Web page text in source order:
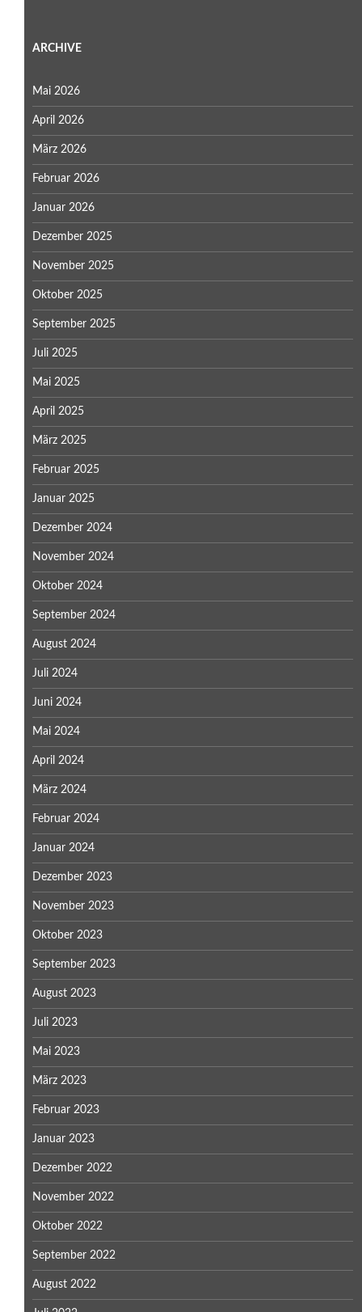
ARCHIVE
Mai 2026
April 2026
März 2026
Februar 2026
Januar 2026
Dezember 2025
November 2025
Oktober 2025
September 2025
Juli 2025
Mai 2025
April 2025
März 2025
Februar 2025
Januar 2025
Dezember 2024
November 2024
Oktober 2024
September 2024
August 2024
Juli 2024
Juni 2024
Mai 2024
April 2024
März 2024
Februar 2024
Januar 2024
Dezember 2023
November 2023
Oktober 2023
September 2023
August 2023
Juli 2023
Mai 2023
März 2023
Februar 2023
Januar 2023
Dezember 2022
November 2022
Oktober 2022
September 2022
August 2022